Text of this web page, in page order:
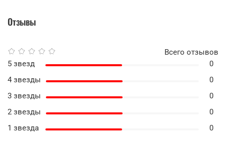
Отзывы
Всего отзывов
5 звезд
0
4 звезды
0
3 звезды
0
2 звезды
0
1 звезда
0